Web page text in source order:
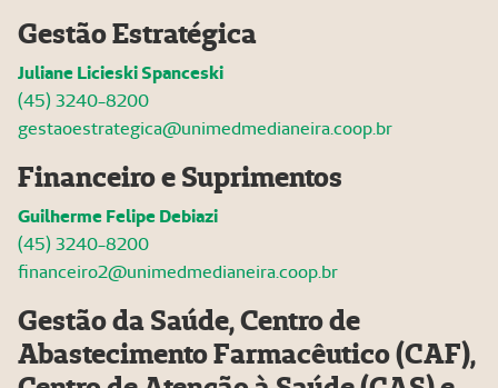
Gestão Estratégica
Juliane Licieski Spanceski
(45) 3240-8200
gestaoestrategica@unimedmedianeira.coop.br
Financeiro e Suprimentos
Guilherme Felipe Debiazi
(45) 3240-8200
financeiro2@unimedmedianeira.coop.br
Gestão da Saúde, Centro de
Abastecimento Farmacêutico (CAF),